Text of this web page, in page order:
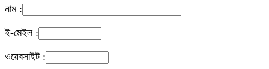
নাম :
ই-মেইল :
ওয়েবসাইট :